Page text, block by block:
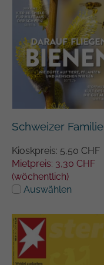
Schweizer Familie
Kioskpreis: 5,50 CHF
Mietpreis: 3,30 CHF
(wöchentlich)
Auswählen